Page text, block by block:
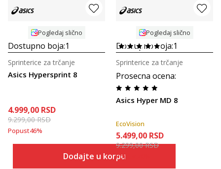
Pogledaj slično
Dostupno boja:1
Asics Hypersprint 8
Sprinterice za trčanje
4.999,00 RSD
9.299,00RSD
Popust46%
Dodajte u korpu
Pogledaj slično
Dostupno boja:1
Prosecna ocena:
Asics Hyper MD 8
Sprinterice za trčanje
EcoVision
5.499,00 RSD
9.299,00RSD
Popust